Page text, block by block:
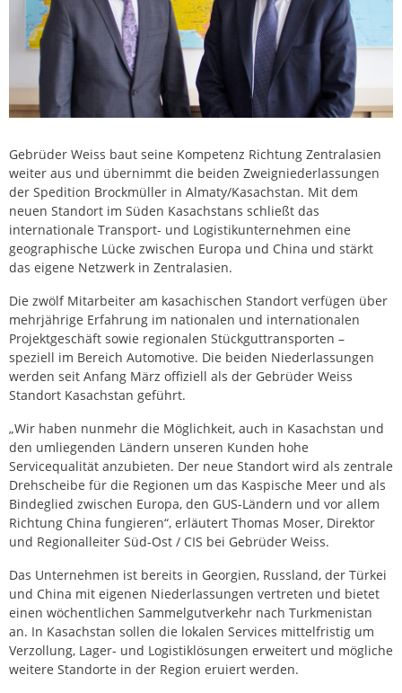
Gebrüder Weiss baut seine Kompetenz Richtung Zentralasien
weiter aus und übernimmt die beiden Zweigniederlassungen
der Spedition Brockmüller in Almaty/Kasachstan. Mit dem
neuen Standort im Süden Kasachstans schließt das
internationale Transport- und Logistikunternehmen eine
geographische Lücke zwischen Europa und China und stärkt
das eigene Netzwerk in Zentralasien.
Die zwölf Mitarbeiter am kasachischen Standort verfügen über
mehrjährige Erfahrung im nationalen und internationalen
Projektgeschäft sowie regionalen Stückguttransporten –
speziell im Bereich Automotive. Die beiden Niederlassungen
werden seit Anfang März offiziell als der Gebrüder Weiss
Standort Kasachstan geführt.
„Wir haben nunmehr die Möglichkeit, auch in Kasachstan und
den umliegenden Ländern unseren Kunden hohe
Servicequalität anzubieten. Der neue Standort wird als zentrale
Drehscheibe für die Regionen um das Kaspische Meer und als
Bindeglied zwischen Europa, den GUS-Ländern und vor allem
Richtung China fungieren“, erläutert Thomas Moser, Direktor
und Regionalleiter Süd-Ost / CIS bei Gebrüder Weiss.
Das Unternehmen ist bereits in Georgien, Russland, der Türkei
und China mit eigenen Niederlassungen vertreten und bietet
einen wöchentlichen Sammelgutverkehr nach Turkmenistan
an. In Kasachstan sollen die lokalen Services mittelfristig um
Verzollung, Lager- und Logistiklösungen erweitert und mögliche
weitere Standorte in der Region eruiert werden.